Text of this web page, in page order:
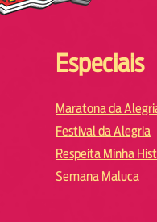
Especiais
Maratona da
Festival da Alegria
Respeita Minha
Semana Maluca